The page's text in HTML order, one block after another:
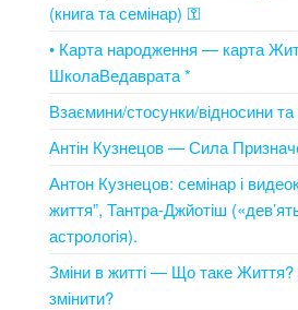
(книга та семінар) ⚿
• Карта народження — карта
ШколаВедаврата *
Взаємини/стосунки/відносини та
Антін Кузнецов — Сила
Антон Кузнецов: семінар і
життя”, Тантра-Джйотіш
астрологія).
Зміни в житті — Що таке Життя?
змінити?